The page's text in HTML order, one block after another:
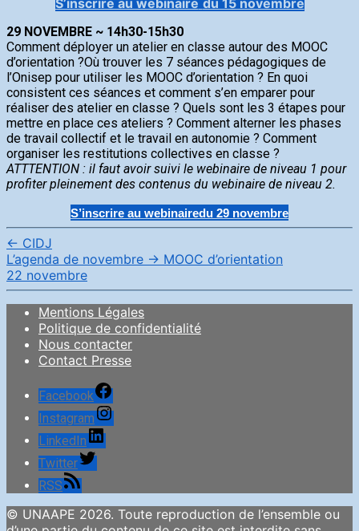
29 NOVEMBRE ~ 14h30-15h30
Comment déployer un atelier en classe autour des MOOC
d’orientation ?­Où trouver les 7 séances pédagogiques de
l’Onisep pour utiliser les MOOC d’orientation ? En quoi
consistent ces séances et comment s’en emparer pour
réaliser des atelier en classe ? Quels sont les 3 étapes pour
mettre en place ces ateliers ? Comment alterner les phases
de travail collectif et le travail en autonomie ? Comment
organiser les restitutions collectives en classe ?
ATTTENTION : il faut avoir suivi le webinaire de niveau 1 pour
profiter pleinement des contenus du webinaire de niveau 2.
S’inscrire au webinairedu 29 novembre
← CIDJ
L’agenda de novembre → MOOC d’orientation
22 novembre
Mentions Légales
Politique de confidentialité
Nous contacter
Contact Presse
Facebook
Instagram
LinkedIn
Twitter
RSS
© UNAAPE 2026. Toute reproduction de l’ensemble ou